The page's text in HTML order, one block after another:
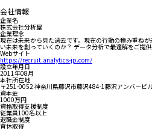
会社情報
企業名
株式会社分析屋
企業理念
現在は未来から見た過去です。現在の行動の積み重ね
い未来を創っていくのか？ データ分析で最適解をご提
Webサイト
https://recruit.analytics-jp.com/
設立年月日
2011年08月
本社所在地
〒251-0052 神奈川県藤沢市藤沢484-1藤沢アンバービ
資本金
1000万円
資格取得支援制度
従業員100名以上
退職金制度
育休取得